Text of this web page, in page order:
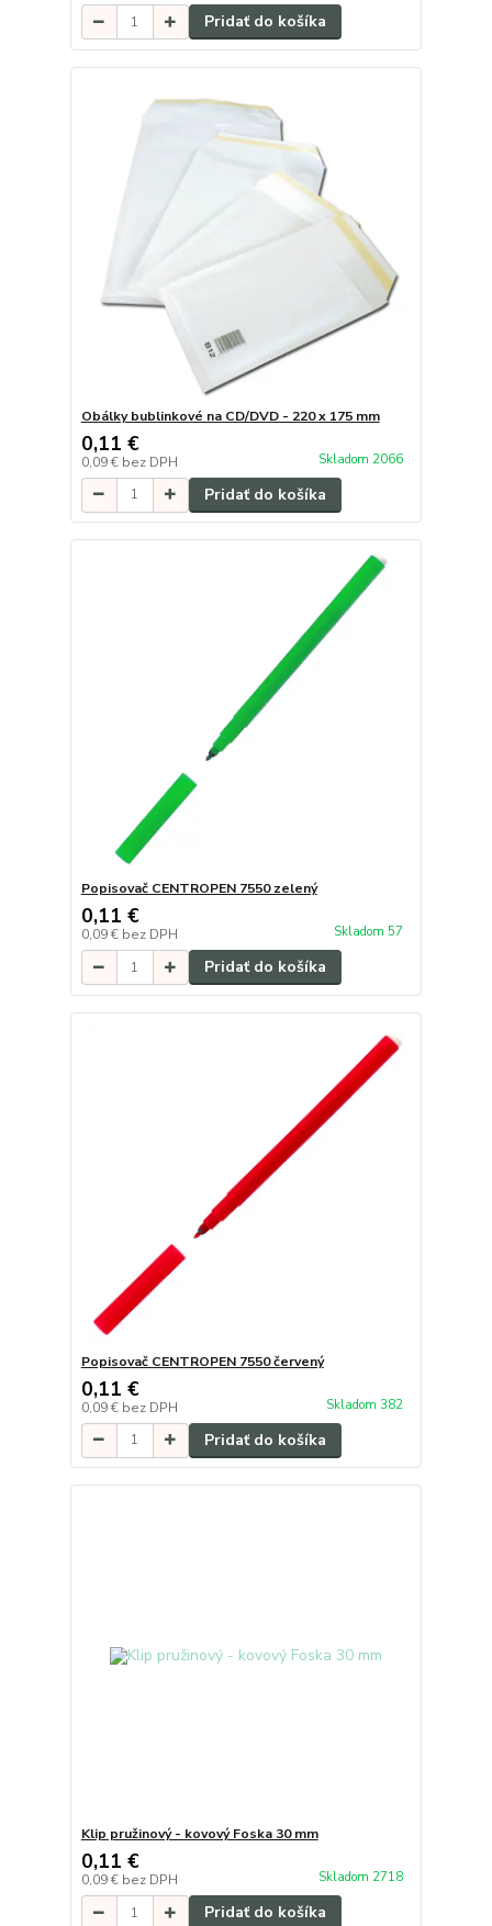
Pridať do košíka
Obálky bublinkové na CD/DVD - 220 x 175 mm
0,11 €
0,09 € bez DPH Skladom 2066
Pridať do košíka
Popisovač CENTROPEN 7550 zelený
0,11 €
0,09 € bez DPH Skladom 57
Pridať do košíka
Popisovač CENTROPEN 7550 červený
0,11 €
0,09 € bez DPH Skladom 382
Pridať do košíka
Klip pružinový - kovový Foska 30 mm
0,11 €
0,09 € bez DPH Skladom 2718
Pridať do košíka